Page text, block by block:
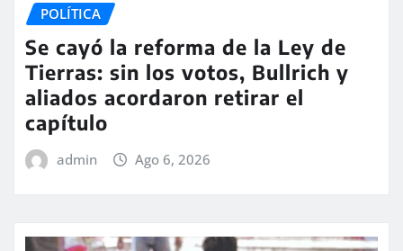
POLÍTICA
Se cayó la reforma de la Ley de
Tierras: sin los votos, Bullrich y
aliados acordaron retirar el
capítulo
admin Ago 6, 2026